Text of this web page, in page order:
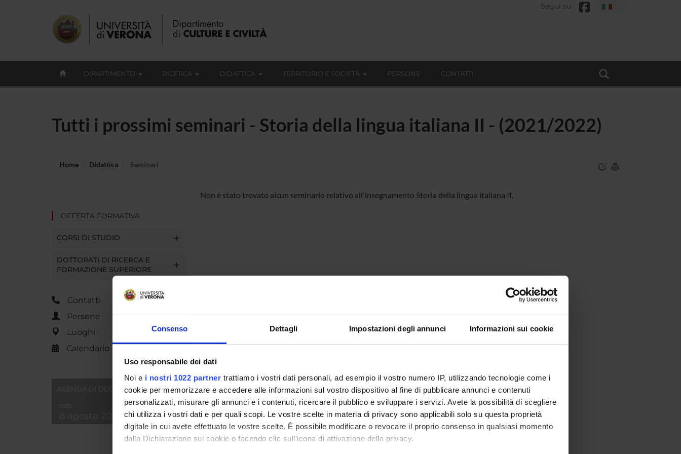
Consenso Dettagli Impostazioni degli annunci Informazioni sui cookie
Uso responsabile dei dati
Noi e i nostri 1022 partner trattiamo i vostri dati personali, ad esempio il vostro numero IP, utilizzando tecnologie come i
cookie per memorizzare e accedere alle informazioni sul vostro dispositivo al fine di pubblicare annunci e contenuti
personalizzati, misurare gli annunci e i contenuti, ricercare il pubblico e sviluppare i servizi. Avete la possibilità di scegliere
chi utilizza i vostri dati e per quali scopi. Le vostre scelte in materia di privacy sono applicabili solo su questa proprietà
digitale in cui avete effettuato le vostre scelte. È possibile modificare o revocare il proprio consenso in qualsiasi momento
dalla Dichiarazione sui cookie o facendo clic sull'icona di attivazione della privacy.
Segui su
DIPARTIMENTO RICERCA DIDATTICA TERRITORIO E SOCIETÀ PERSONE CONTATTI
Tutti i prossimi seminari - Storia della lingua italiana II - (2021/2022)
Home Didattica Seminari
OFFERTA FORMATIVA
CORSI DI STUDIO
DOTTORATI DI RICERCA E
FORMAZIONE SUPERIORE
Contatti
Persone
Luoghi
Calendario
Non è stato trovato alcun seminario relativo all'insegnamento Storia della lingua italiana II.